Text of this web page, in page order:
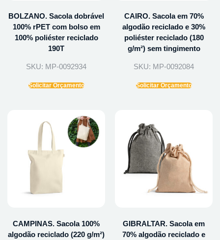
BOLZANO. Sacola dobrável
100% rPET com bolso em
100% poliéster reciclado
190T
SKU: MP-0092934
Solicitar Orçamento
CAIRO. Sacola em 70%
algodão reciclado e 30%
poliéster reciclado (180
g/m²) sem tingimento
SKU: MP-0092084
Solicitar Orçamento
CAMPINAS. Sacola 100%
algodão reciclado (220 g/m²)
GIBRALTAR. Sacola em
70% algodão reciclado e